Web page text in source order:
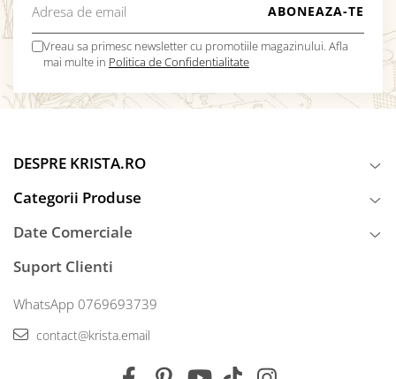
Vreau sa primesc newsletter cu promotiile magazinului. Afla
mai multe in Politica de Confidentialitate
DESPRE KRISTA.RO
Categorii Produse
Date Comerciale
Suport Clienti
WhatsApp 0769693739
contact@krista.email